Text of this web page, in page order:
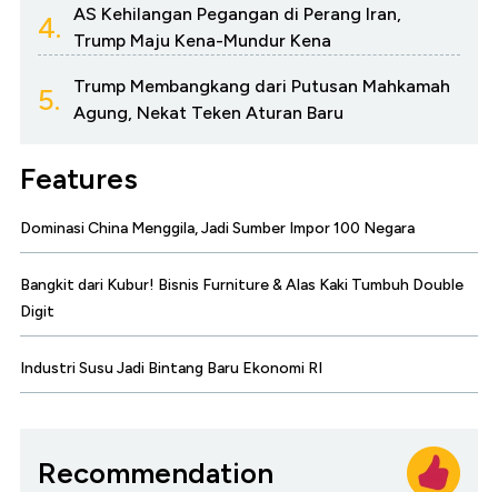
4.
AS Kehilangan Pegangan di Perang Iran,
Trump Maju Kena-Mundur Kena
5.
Trump Membangkang dari Putusan Mahkamah
Agung, Nekat Teken Aturan Baru
Features
Dominasi China Menggila, Jadi Sumber Impor 100 Negara
Bangkit dari Kubur! Bisnis Furniture & Alas Kaki Tumbuh Double
Digit
Industri Susu Jadi Bintang Baru Ekonomi RI
Recommendation